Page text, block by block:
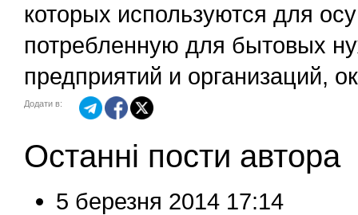
которых используются для
потребленную для бытовых
предприятий и организаций,
Додати в:
Останні пости автора
5 березня 2014 17:14